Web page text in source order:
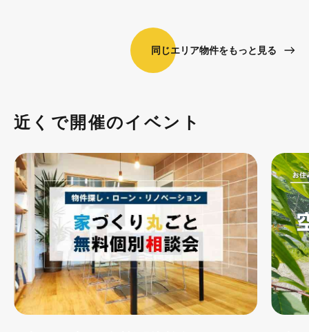
同じエリア物件をもっと見る
近くで開催のイベント